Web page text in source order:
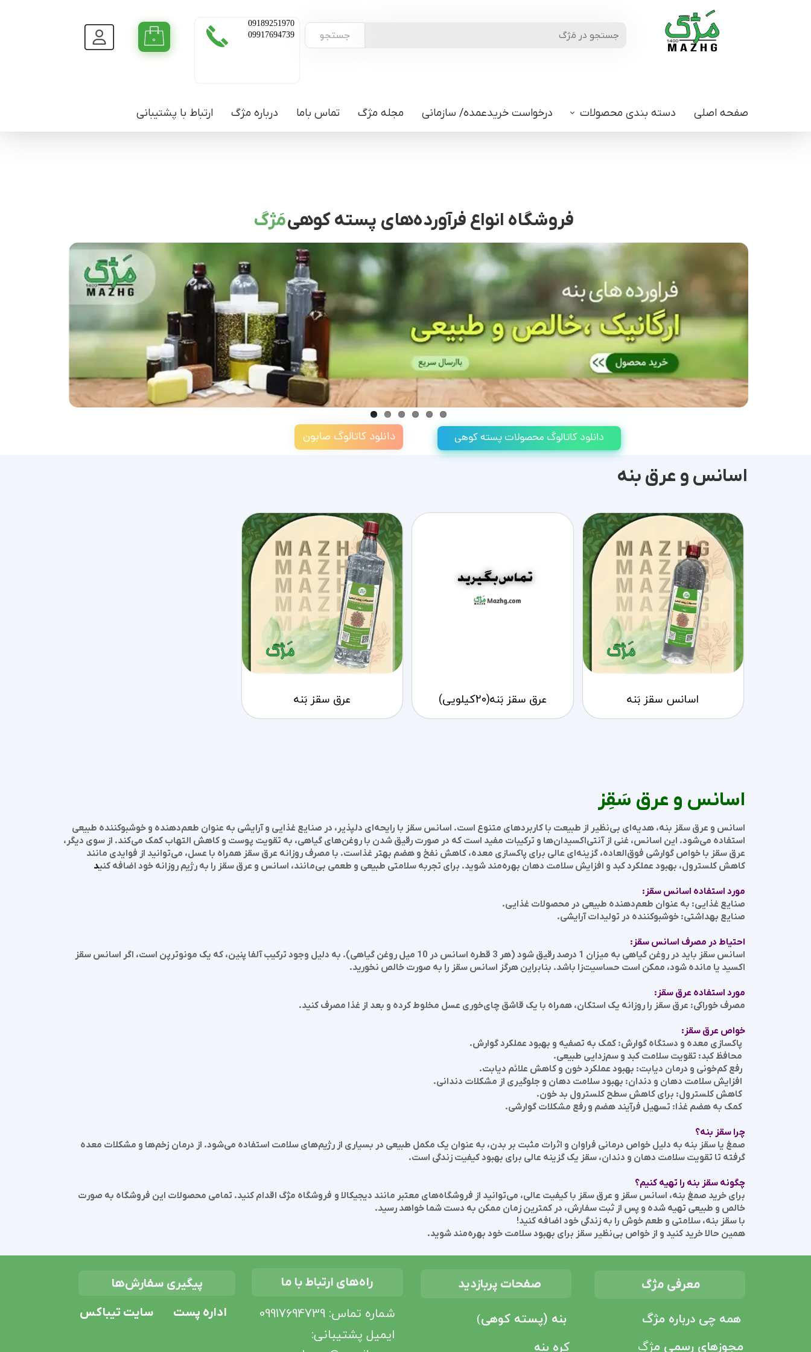
جستجو
صفحه اصلی دسته بندی محصولات درخواست خریدعمده/ سازمانی مجله مژگ تماس باما درباره مژگ ارتباط با پشتیبانی
09189251970
09917694739
۰
فروشگاه انواع فرآورده‌های پسته کوهیمَژگ
دانلود کاتالوگ محصولات پسته کوهی دانلود کاتالوگ صابون
اسانس و عرق بنه
اسانس سقز بَنه عرق سقز بَنه(20کیلویی) عرق سقز بَنه
اسانس و عرق سَقِز
اسانس و عرق سقز بنه، هدیه‌ای بی‌نظیر از طبیعت با کاربردهای متنوع است. اسانس سقز با رایحه‌ای دلپذیر، در صنایع غذایی و آرایشی به عنوان طعم‌دهنده و خوشبوکننده طبیعی
استفاده می‌شود. این اسانس، غنی از آنتی‌اکسیدان‌ها و ترکیبات مفید است که در صورت رقیق شدن با روغن‌های گیاهی، به تقویت پوست و کاهش التهاب کمک می‌کند. از سوی دیگر،
عرق سقز با خواص گوارشی فوق‌العاده، گزینه‌ای عالی برای پاکسازی معده، کاهش نفخ و هضم بهتر غذاست. با مصرف روزانه عرق سقز همراه با عسل، می‌توانید از فوایدی مانند
کاهش کلسترول، بهبود عملکرد کبد و افزایش سلامت دهان بهره‌مند شوید. برای تجربه سلامتی طبیعی و طعمی بی‌مانند، اسانس و عرق سقز را به رژیم روزانه خود اضافه کنید
​​​​​​​مورد استفاده اسانس سقز:
صنایع غذایی: به عنوان طعم‌دهنده طبیعی در محصولات غذایی.
صنایع بهداشتی: خوشبوکننده در تولیدات آرایشی.
احتیاط در مصرف اسانس سقز:
اسانس سقز باید در روغن گیاهی به میزان 1 درصد رقیق شود (هر 3 قطره اسانس در 10 میل روغن گیاهی). به دلیل وجود ترکیب آلفا پنین، که یک مونوترپن است، اگر اسانس سقز
اکسید یا مانده شود، ممکن است حساسیت‌زا باشد. بنابراین هرگز اسانس سقز را به صورت خالص نخورید.
مورد استفاده عرق سقز:
مصرف خوراکی: عرق سقز را روزانه یک استکان، همراه با یک قاشق چای‌خوری عسل مخلوط کرده و بعد از غذا مصرف کنید.
خواص عرق سقز:
پاکسازی معده و دستگاه گوارش: کمک به تصفیه و بهبود عملکرد گوارش.
محافظ کبد: تقویت سلامت کبد و سم‌زدایی طبیعی.
رفع کم‌خونی و درمان دیابت: بهبود عملکرد خون و کاهش علائم دیابت.
افزایش سلامت دهان و دندان: بهبود سلامت دهان و جلوگیری از مشکلات دندانی.
کاهش کلسترول: برای کاهش سطح کلسترول بد خون.
کمک به هضم غذا: تسهیل فرآیند هضم و رفع مشکلات گوارشی.
چرا سقز بنه؟
صمغ یا سقز بنه به دلیل خواص درمانی فراوان و اثرات مثبت بر بدن، به عنوان یک مکمل طبیعی در بسیاری از رژیم‌های سلامت استفاده می‌شود. از درمان زخم‌ها و مشکلات معده
گرفته تا تقویت سلامت دهان و دندان، سقز یک گزینه عالی برای بهبود کیفیت زندگی است.
چگونه سقز بنه را تهیه کنیم؟
برای خرید صمغ بنه، اسانس سقز و عرق سقز با کیفیت عالی، می‌توانید از فروشگاه‌های معتبر مانند دیجیکالا و فروشگاه مژگ اقدام کنید. تمامی محصولات این فروشگاه به صورت
خالص و طبیعی تهیه شده و پس از ثبت سفارش، در کمترین زمان ممکن به دست شما خواهد رسید.
با سقز بنه، سلامتی و طعم خوش را به زندگی خود اضافه کنید!
همین حالا خرید کنید و از خواص بی‌نظیر سقز برای بهبود سلامت خود بهره‌مند شوید.
راه‌های ارتباط با ما
شماره تماس: 09917694739
ایمیل پشتیبانی‌:
پیگیری سفارش‌ها
سایت تیباکس
اداره پست
صفحات پربازدید
بنه (پسته کوهی)
کره بنه
معرفی مژگ
همه چی درباره مژگ
مجوزهای رسمی مژگ